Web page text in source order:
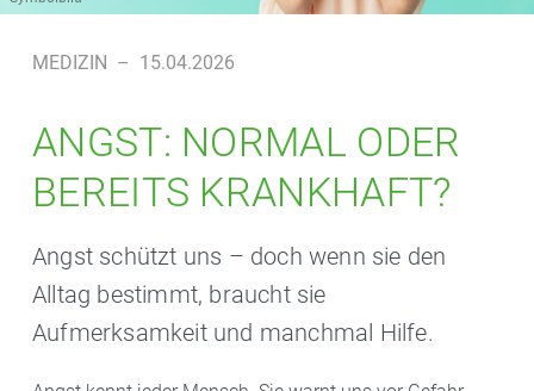
MEDIZIN – 15.04.2026
ANGST: NORMAL ODER
BEREITS KRANKHAFT?
Angst schützt uns – doch wenn sie den
Alltag bestimmt, braucht sie
Aufmerksamkeit und manchmal Hilfe.